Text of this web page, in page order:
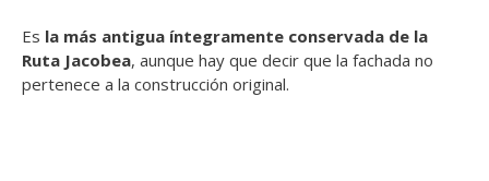
Es la más antigua íntegramente conservada de la
Ruta Jacobea, aunque hay que decir que la fachada no
pertenece a la construcción original.